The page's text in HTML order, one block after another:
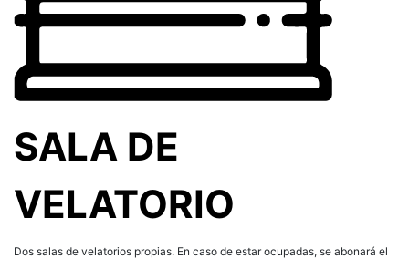
SALA DE
VELATORIO
Dos salas de velatorios propias. En caso de estar ocupadas, se abonará el